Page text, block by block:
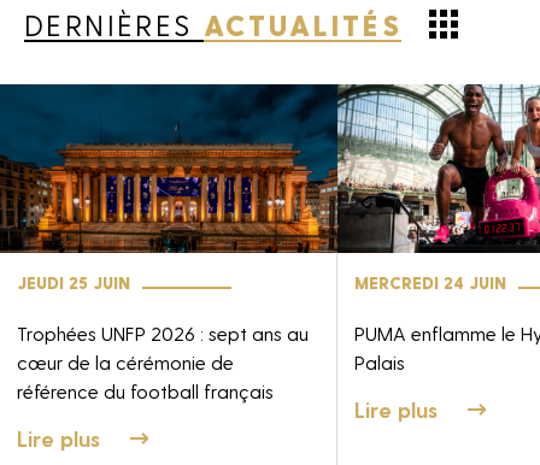
DERNIÈRES ACTUALITÉS
JEUDI 25 JUIN
Trophées UNFP 2026 : sept ans au
cœur de la cérémonie de
référence du football français
Lire plus
MERCREDI 24 JUIN
PUMA enflamme le
Palais
Lire plus